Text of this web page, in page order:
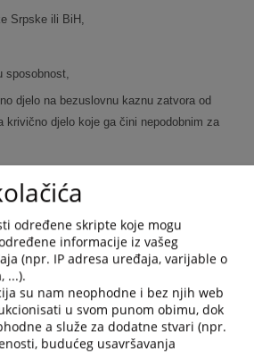
Srpske ili BiH,
sposobnost,
djelo na bezuslovnu kaznu zatvora od
krivično djelo koje ga čini nepodobnim za
utvrđene zakonom, drugim propisima ili
i sistematizaciji radnih mjesta u sudu.
potrebno je da kandidat i spunjava i
sprema,
u traženom stepenu obrazovanja i
ispit.
određene skripte koje mogu
informacije iz vašeg
(npr. IP adresa uređaja, varijable o
...).
su nam neophodne i bez njih web
u svom punom obimu, dok
a služe za dodatne stvari (npr.
budućeg usavršavanja